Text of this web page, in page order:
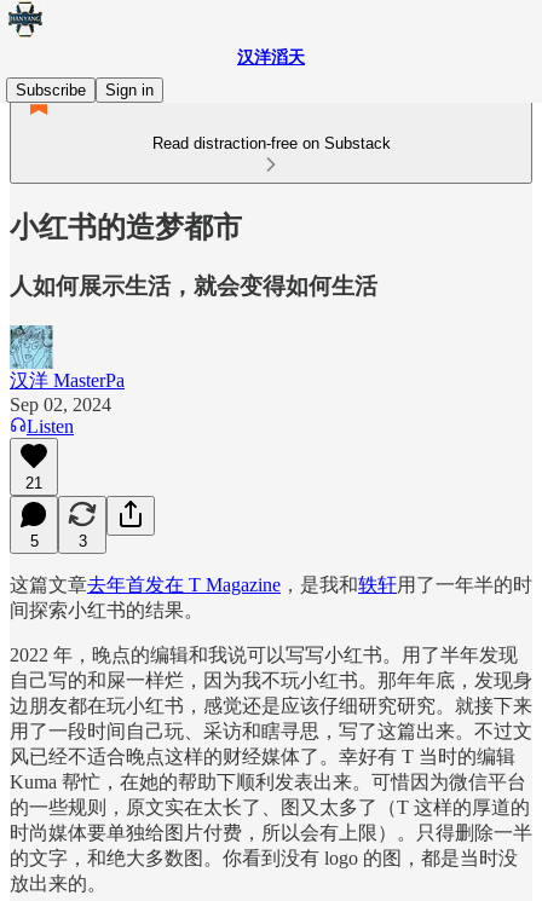
汉洋滔天
Subscribe
Sign in
Read distraction-free on Substack
小红书的造梦都市
人如何展示生活，就会变得如何生活
汉洋 MasterPa
Sep 02, 2024
Listen
21
5 3
这篇文章去年首发在 T Magazine ，是我和轶轩用了一年半的时
间探索小红书的结果。
2022 年，晚点的编辑和我说可以写写小红书。用了半年发现
自己写的和屎一样烂，因为我不玩小红书。那年年底，发现身
边朋友都在玩小红书，感觉还是应该仔细研究研究。就接下来
用了一段时间自己玩、采访和瞎寻思，写了这篇出来。不过文
风已经不适合晚点这样的财经媒体了。幸好有 T 当时的编辑
Kuma 帮忙，在她的帮助下顺利发表出来。可惜因为微信平台
的一些规则，原文实在太长了、图又太多了（T 这样的厚道的
时尚媒体要单独给图片付费，所以会有上限）。只得删除一半
的文字，和绝大多数图。你看到没有 logo 的图，都是当时没
放出来的。